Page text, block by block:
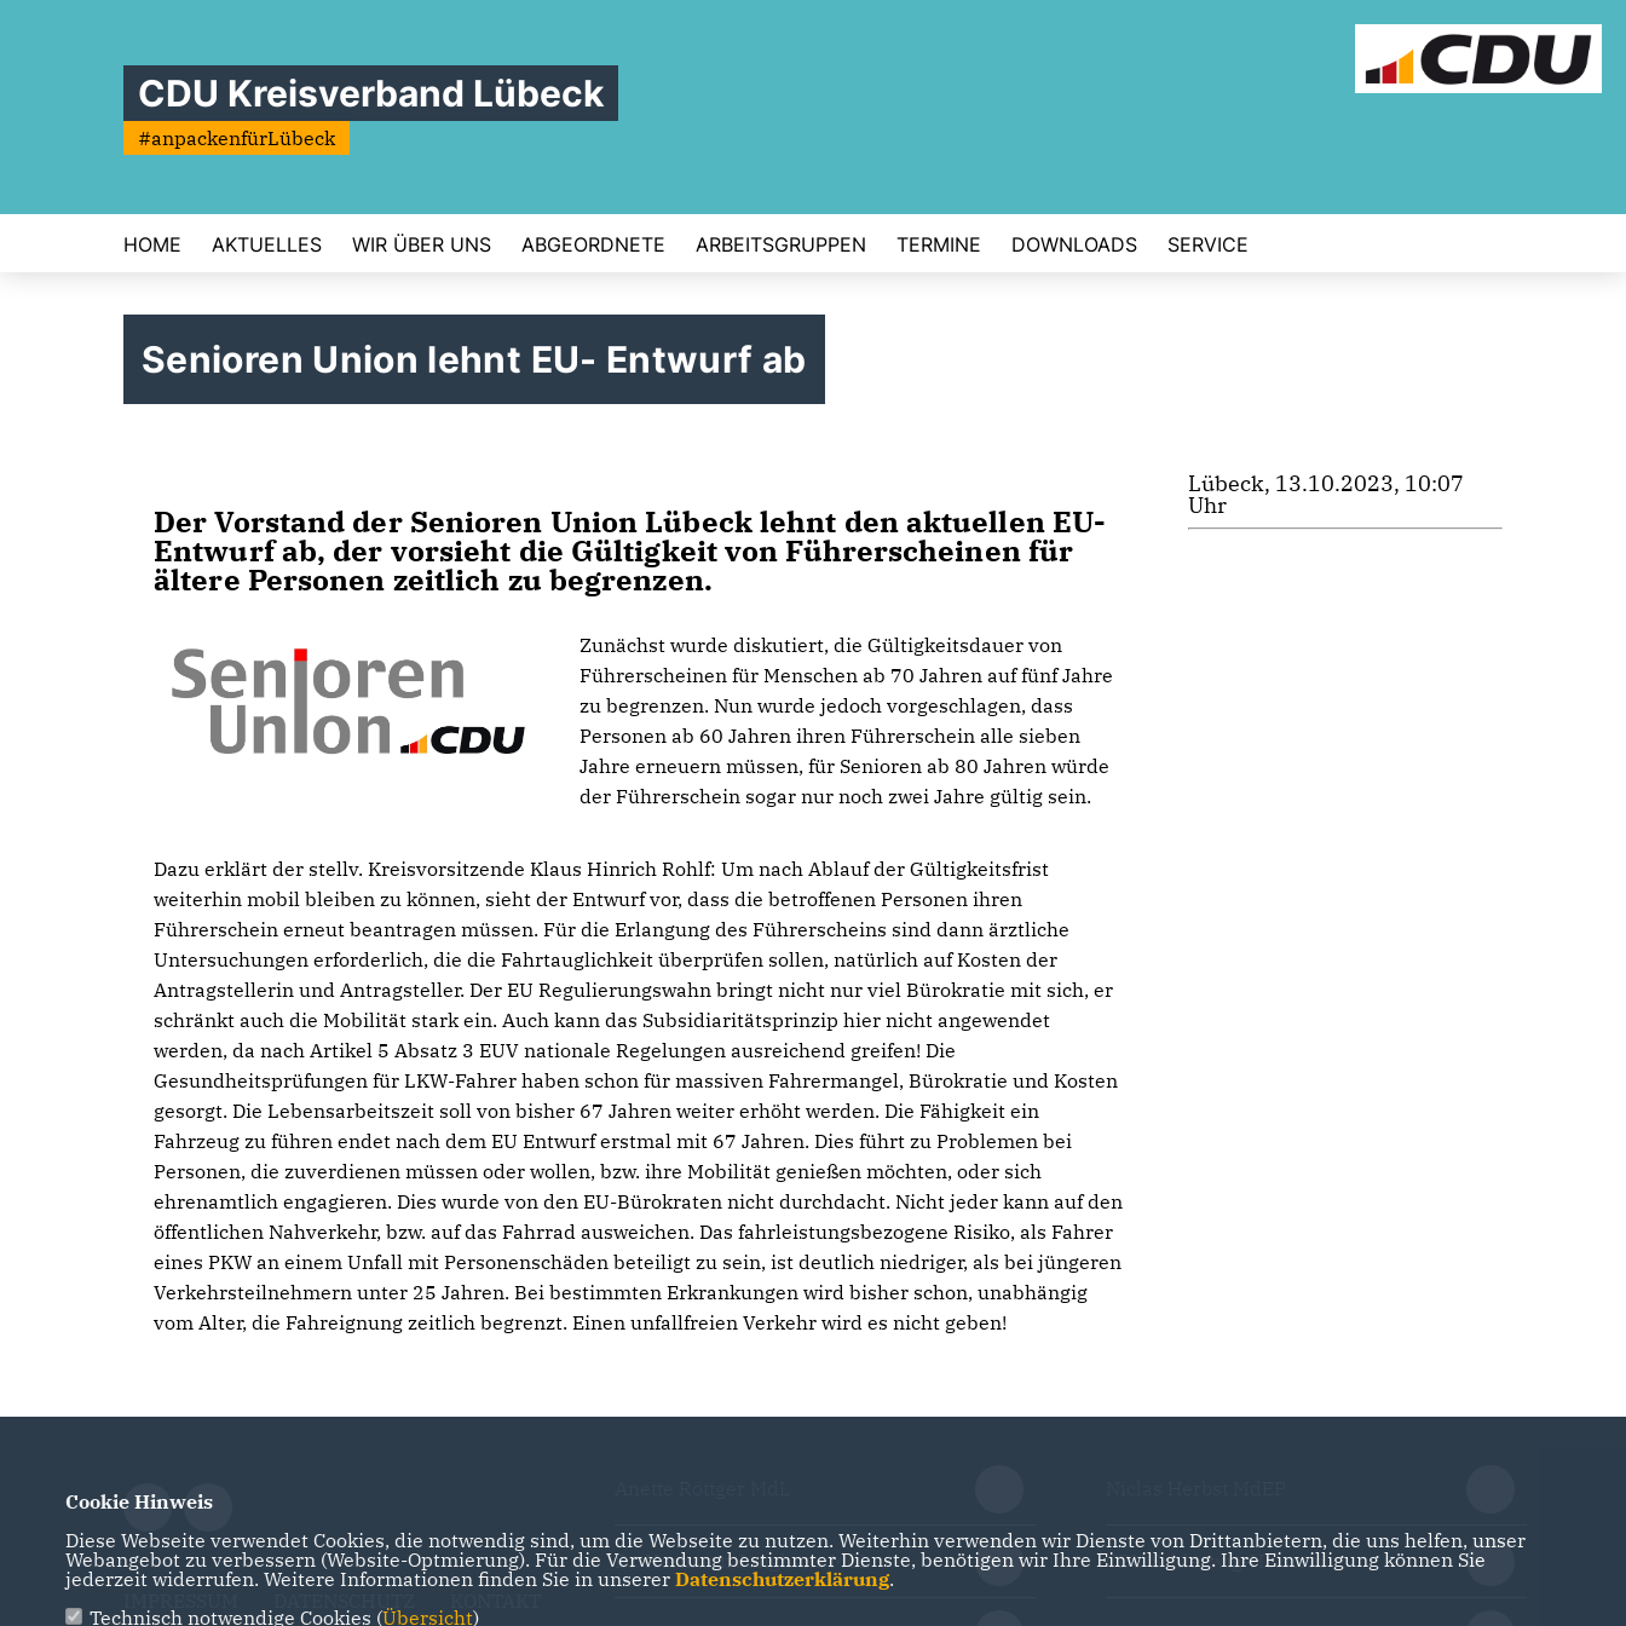
CDU Kreisverband Lübeck
#anpackenfürLübeck
HOME AKTUELLES WIR ÜBER UNS ABGEORDNETE ARBEITSGRUPPEN TERMINE DOWNLOADS SERVICE
Senioren Union lehnt EU- Entwurf ab
Der Vorstand der Senioren Union Lübeck lehnt den aktuellen EU-
Entwurf ab, der vorsieht die Gültigkeit von Führerscheinen für
ältere Personen zeitlich zu begrenzen.
Zunächst wurde diskutiert, die Gültigkeitsdauer von
Führerscheinen für Menschen ab 70 Jahren auf fünf Jahre
zu begrenzen. Nun wurde jedoch vorgeschlagen, dass
Personen ab 60 Jahren ihren Führerschein alle sieben
Jahre erneuern müssen, für Senioren ab 80 Jahren würde
der Führerschein sogar nur noch zwei Jahre gültig sein.
Dazu erklärt der stellv. Kreisvorsitzende Klaus Hinrich Rohlf: Um nach Ablauf der Gültigkeitsfrist
weiterhin mobil bleiben zu können, sieht der Entwurf vor, dass die betroffenen Personen ihren
Führerschein erneut beantragen müssen. Für die Erlangung des Führerscheins sind dann ärztliche
Untersuchungen erforderlich, die die Fahrtauglichkeit überprüfen sollen, natürlich auf Kosten der
Antragstellerin und Antragsteller. Der EU Regulierungswahn bringt nicht nur viel Bürokratie mit sich, er
schränkt auch die Mobilität stark ein. Auch kann das Subsidiaritätsprinzip hier nicht angewendet
werden, da nach Artikel 5 Absatz 3 EUV nationale Regelungen ausreichend greifen! Die
Gesundheitsprüfungen für LKW-Fahrer haben schon für massiven Fahrermangel, Bürokratie und Kosten
gesorgt. Die Lebensarbeitszeit soll von bisher 67 Jahren weiter erhöht werden. Die Fähigkeit ein
Fahrzeug zu führen endet nach dem EU Entwurf erstmal mit 67 Jahren. Dies führt zu Problemen bei
Personen, die zuverdienen müssen oder wollen, bzw. ihre Mobilität genießen möchten, oder sich
ehrenamtlich engagieren. Dies wurde von den EU-Bürokraten nicht durchdacht. Nicht jeder kann auf den
öffentlichen Nahverkehr, bzw. auf das Fahrrad ausweichen. Das fahrleistungsbezogene Risiko, als Fahrer
eines PKW an einem Unfall mit Personenschäden beteiligt zu sein, ist deutlich niedriger, als bei jüngeren
Verkehrsteilnehmern unter 25 Jahren. Bei bestimmten Erkrankungen wird bisher schon, unabhängig
vom Alter, die Fahreignung zeitlich begrenzt. Einen unfallfreien Verkehr wird es nicht geben!
Lübeck, 13.10.2023, 10:07
Uhr
Dr. Hermann Junghans MdL CDU Schleswig-Holstein
Cookie Hinweis
Diese Webseite verwendet Cookies, die notwendig sind, um die Webseite zu nutzen. Weiterhin verwenden wir Dienste von Drittanbietern, die uns helfen, unser
Webangebot zu verbessern (Website-Optmierung). Für die Verwendung bestimmter Dienste, benötigen wir Ihre Einwilligung. Ihre Einwilligung können Sie
jederzeit widerrufen. Weitere Informationen finden Sie in unserer Datenschutzerklärung.
Technisch notwendige Cookies (Übersicht)